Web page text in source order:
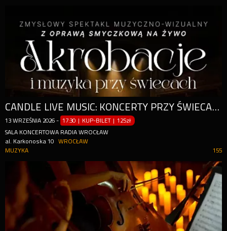
CANDLE LIVE MUSIC: KONCERTY PRZY ŚWIECACH
13 WRZEŚNIA 2026 - 17:30 | KUP-BILET |125zł
SALA KONCERTOWA RADIA WROCŁAW
al. Karkonoska 10
WROCŁAW
155
MUZYKA